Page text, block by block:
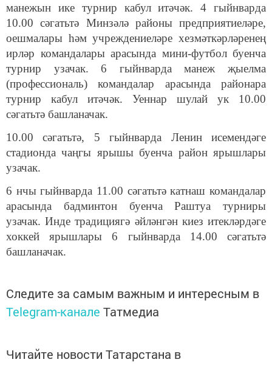
манежын ике турнир кабул итәчәк. 4 гыйнварда
10.00 сәгатьтә Минзәлә районы предприятиеләре,
оешмалары һәм учреждениеләре хезмәткәрләренең
ирләр командалары арасында мини-футбол буенча
турнир узачак. 6 гыйнварда манеж җыелма
(профессиональ) командалар арасында районара
турнир кабул итәчәк. Уеннар шулай ук 10.00
сәгатьтә башланачак.
10.00 сәгатьтә, 5 гыйнварда Ленин исемендәге
стадионда чаңгы ярышы буенча район ярышлары
узачак.
6 нчы гыйнварда 11.00 сәгатьтә катнаш командалар
арасында бадминтон буенча Раштуа турниры
узачак. Инде традициягә әйләнгән киез итекләрдәге
хоккей ярышлары 6 гыйнварда 14.00 сәгатьтә
башланачак.
Следите за самым важным и интересным в
Telegram-канале Татмедиа
Читайте новости Татарстана в